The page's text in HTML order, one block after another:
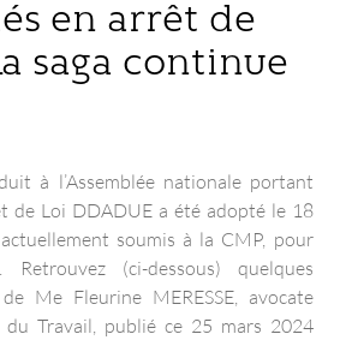
en arrêt de
saga continue
à l’Assemblée nationale portant
de Loi DDADUE a été adopté le 18
soumis à la CMP, pour
Retrouvez (ci-dessous) quelques
Me Fleurine MERESSE, avocate
du Travail, publié ce 25 mars 2024